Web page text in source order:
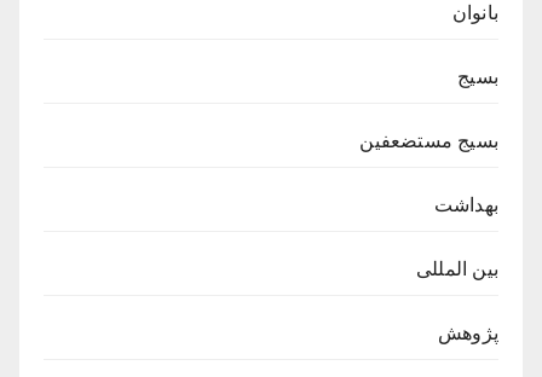
بانوان
بسیج
بسیج مستضعفین
بهداشت
بین المللی
پژوهش